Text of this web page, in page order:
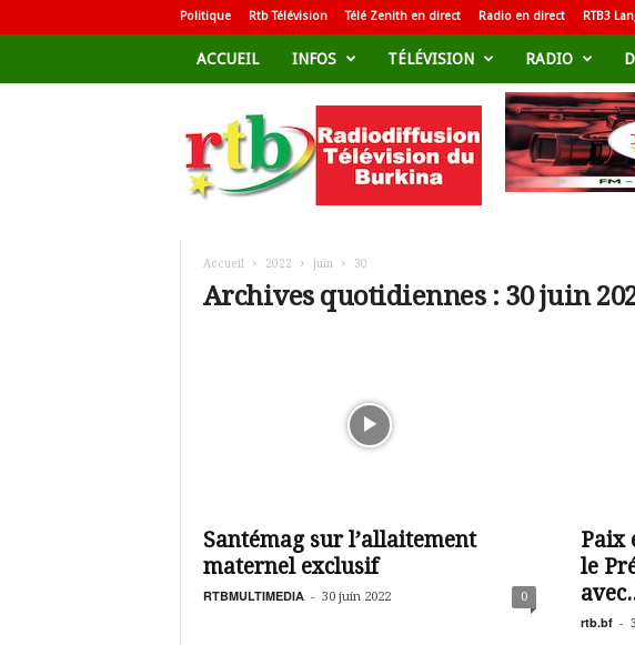
Politique Rtb Télévision Télé Zenith en direct Radio en direct RTB3
ACCUEIL INFOS TÉLÉVISION RADIO
d
i
Accueil 2022 juin 30
Archives quotidiennes : 30 juin
Santémag sur l’allaitement
maternel exclusif
RTBMULTIMEDIA - 30 juin 2022 0
Paix
le
rtb.bf -